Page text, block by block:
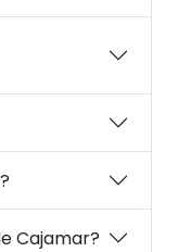
Cajamar?